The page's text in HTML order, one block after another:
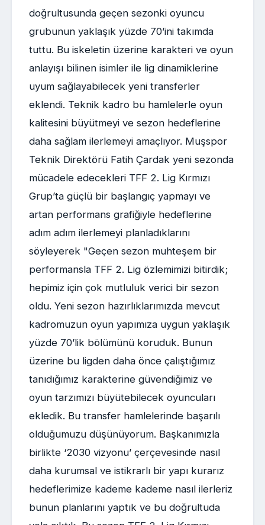
doğrultusunda geçen sezonki oyuncu
grubunun yaklaşık yüzde 70’ini takımda
tuttu. Bu iskeletin üzerine karakteri ve oyun
anlayışı bilinen isimler ile lig dinamiklerine
uyum sağlayabilecek yeni transferler
eklendi. Teknik kadro bu hamlelerle oyun
kalitesini büyütmeyi ve sezon hedeflerine
daha sağlam ilerlemeyi amaçlıyor. Muşspor
Teknik Direktörü Fatih Çardak yeni sezonda
mücadele edecekleri TFF 2. Lig Kırmızı
Grup’ta güçlü bir başlangıç yapmayı ve
artan performans grafiğiyle hedeflerine
adım adım ilerlemeyi planladıklarını
söyleyerek "Geçen sezon muhteşem bir
performansla TFF 2. Lig özlemimizi bitirdik;
hepimiz için çok mutluluk verici bir sezon
oldu. Yeni sezon hazırlıklarımızda mevcut
kadromuzun oyun yapımıza uygun yaklaşık
yüzde 70’lik bölümünü koruduk. Bunun
üzerine bu ligden daha önce çalıştığımız
tanıdığımız karakterine güvendiğimiz ve
oyun tarzımızı büyütebilecek oyuncuları
ekledik. Bu transfer hamlelerinde başarılı
olduğumuzu düşünüyorum. Başkanımızla
birlikte ‘2030 vizyonu’ çerçevesinde nasıl
daha kurumsal ve istikrarlı bir yapı kurarız
hedeflerimize kademe kademe nasıl ilerleriz
bunun planlarını yaptık ve bu doğrultuda